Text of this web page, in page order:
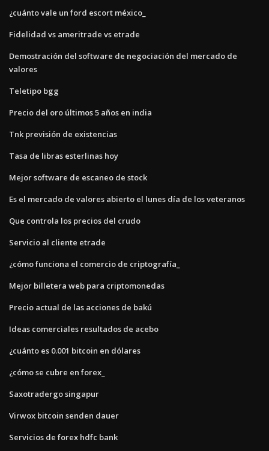
¿cuánto vale un ford escort méxico_
Fidelidad vs ameritrade vs etrade
Demostración del software de negociación del mercado de
valores
Teletipo bgg
Precio del oro últimos 5 años en india
Tnk previsión de existencias
Tasa de libras esterlinas hoy
Mejor software de escaneo de stock
Es el mercado de valores abierto el lunes día de los veteranos
Que controla los precios del crudo
Servicio al cliente etrade
¿cómo funciona el comercio de criptografía_
Mejor billetera web para criptomonedas
Precio actual de las acciones de bakú
Ideas comerciales resultados de acebo
¿cuánto es 0.001 bitcoin en dólares
¿cómo se cubre en forex_
Saxotradergo singapur
Virwox bitcoin senden dauer
Servicios de forex hdfc bank